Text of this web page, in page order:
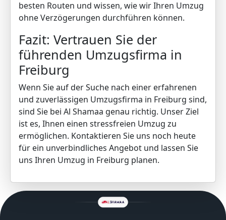
besten Routen und wissen, wie wir Ihren Umzug
ohne Verzögerungen durchführen können.
Fazit: Vertrauen Sie der
führenden Umzugsfirma in
Freiburg
Wenn Sie auf der Suche nach einer erfahrenen
und zuverlässigen Umzugsfirma in Freiburg sind,
sind Sie bei Al Shamaa genau richtig. Unser Ziel
ist es, Ihnen einen stressfreien Umzug zu
ermöglichen. Kontaktieren Sie uns noch heute
für ein unverbindliches Angebot und lassen Sie
uns Ihren Umzug in Freiburg planen.